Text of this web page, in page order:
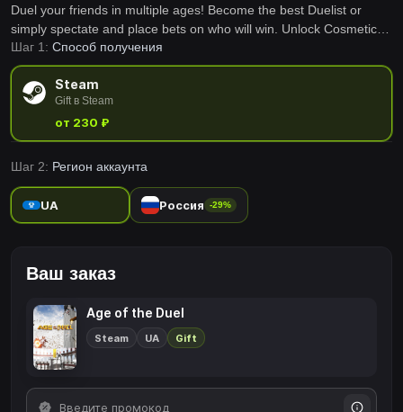
Duel your friends in multiple ages! Become the best Duelist or
simply spectate and place bets on who will win. Unlock Cosmetics
by winning rounds or winning bets!
Шаг 1: Способ получения
Steam
Gift в Steam
от 230 ₽
Шаг 2: Регион аккаунта
UA Россия -29%
Ваш заказ
Age of the Duel
Steam UA Gift